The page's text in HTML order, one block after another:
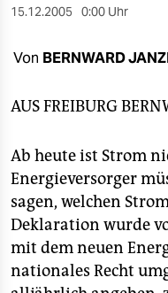
verlag
verlag
shop
fragen & hilfe
unterstützen
abo
15.12.2005 0:00 Uhr
Von BERNWARD
AUS FREIBURG
Ab heute ist Strom
Energieversorger
sagen, welchen
Deklaration wurde
mit dem neuen
nationales Recht